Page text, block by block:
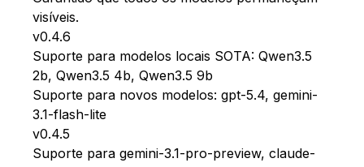
visíveis.
v0.4.6
Suporte para modelos locais SOTA: Qwen3.5
2b, Qwen3.5 4b, Qwen3.5 9b
Suporte para novos modelos: gpt-5.4, gemini-
3.1-flash-lite
v0.4.5
Suporte para gemini-3.1-pro-preview, claude-